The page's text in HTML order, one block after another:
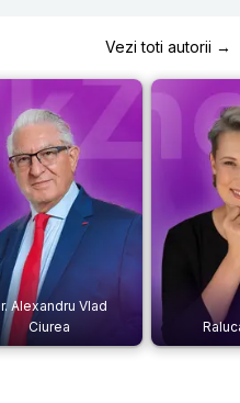
Vezi toti autorii →
Alexandru Vlad
Ciurea